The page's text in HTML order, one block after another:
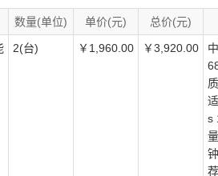
数量(单位) 单价(元) 总价(元)
2(台) ￥1,960.00 ￥3,920.00
s